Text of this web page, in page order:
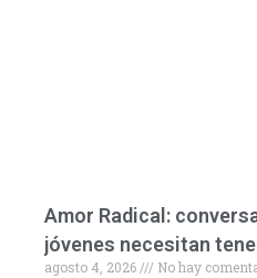
Amor Radical:
jóvenes necesitan
agosto 4, 2026
No hay